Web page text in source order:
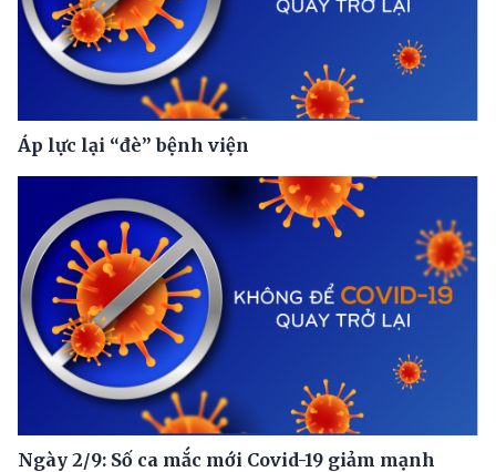
Áp lực lại “đè” bệnh viện
Ngày 2/9: Số ca mắc mới Covid-19 giảm mạnh